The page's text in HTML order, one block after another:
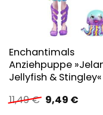
Enchantimals
Anziehpuppe
Jellyfish & Stingley«
11,49€
Preis
9,49 €